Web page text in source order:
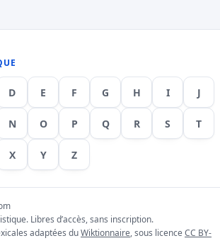
D E F G H I J
N O P Q R S T
X Y Z
Libres d’accès, sans inscription.
adaptées duWiktionnaire, sous licenceCC BY-